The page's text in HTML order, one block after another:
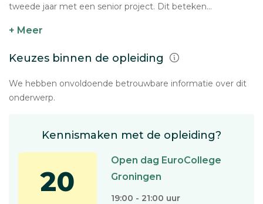
tweede jaar met een senior project. Dit beteken...
+ Meer
Keuzes binnen de opleiding
We hebben onvoldoende betrouwbare informatie over dit
onderwerp.
Kennismaken met de opleiding?
20
Open dag EuroCollege
Groningen
19:00 - 21:00 uur